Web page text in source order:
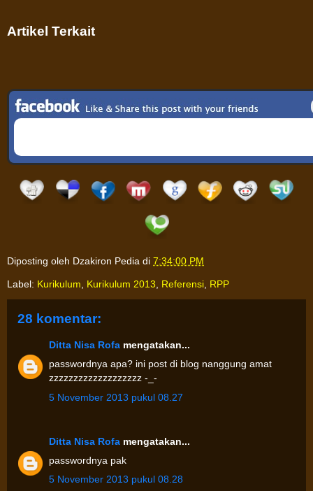
Artikel Terkait
Diposting oleh Dzakiron Pedia di 7:34:00 PM
Label: Kurikulum Kurikulum 2013 Referensi RPP
28 komentar:
Ditta Nisa Rofa mengatakan...
passwordnya apa? ini post di blog nanggung amat
zzzzzzzzzzzzzzzzzzz -_-
5 November 2013 pukul 08.27
Ditta Nisa Rofa mengatakan...
passwordnya pak
5 November 2013 pukul 08.28